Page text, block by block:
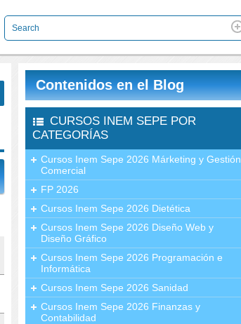
Contenidos en el Blog
CURSOS INEM SEPE POR
CATEGORÍAS
Cursos Inem Sepe 2026 Márketing y Gestión
Comercial
FP 2026
Cursos Inem Sepe 2026 Dietética
Cursos Inem Sepe 2026 Diseño Web y
Diseño Gráfico
Cursos Inem Sepe 2026 Programación e
Informática
Cursos Inem Sepe 2026 Sanidad
Cursos Inem Sepe 2026 Finanzas y
Contabilidad